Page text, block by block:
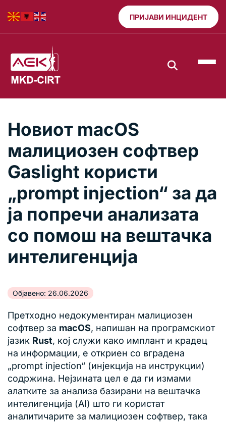
ПРИЈАВИ ИНЦИДЕНТ
Новиот macOS
малициозен софтвер
Gaslight користи
„prompt injection“ за да
ја попречи анализата
со помош на вештачка
интелигенција
Објавено: 26.06.2026
Претходно недокументиран малициозен
софтвер за macOS, напишан на програмскиот
јазик Rust, кој служи како имплант и крадец
на информации, е откриен со вградена
„prompt injection“ (инјекција на инструкции)
содржина. Нејзината цел е да ги измами
алатките за анализа базирани на вештачка
интелигенција (AI) што ги користат
аналитичарите за малициозен софтвер, така